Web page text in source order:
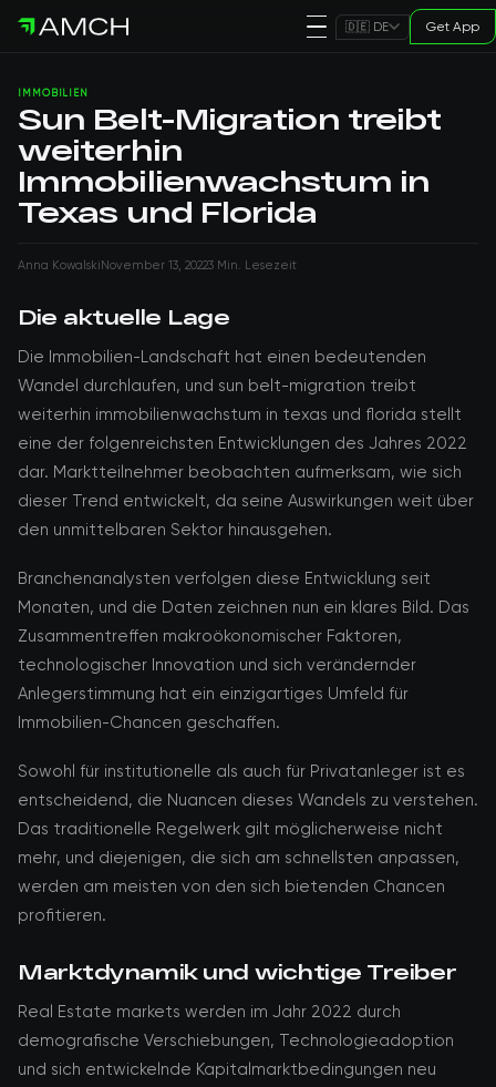
🇩🇪 DE Get App
IMMOBILIEN
Sun Belt-Migration treibt
weiterhin
Immobilienwachstum in
Texas und Florida
Anna KowalskiNovember 13, 20223 Min. Lesezeit
Die aktuelle Lage
Die Immobilien-Landschaft hat einen bedeutenden
Wandel durchlaufen, und sun belt-migration treibt
weiterhin immobilienwachstum in texas und florida stellt
eine der folgenreichsten Entwicklungen des Jahres 2022
dar. Marktteilnehmer beobachten aufmerksam, wie sich
dieser Trend entwickelt, da seine Auswirkungen weit über
den unmittelbaren Sektor hinausgehen.
Branchenanalysten verfolgen diese Entwicklung seit
Monaten, und die Daten zeichnen nun ein klares Bild. Das
Zusammentreffen makroökonomischer Faktoren,
technologischer Innovation und sich verändernder
Anlegerstimmung hat ein einzigartiges Umfeld für
Immobilien-Chancen geschaffen.
Sowohl für institutionelle als auch für Privatanleger ist es
entscheidend, die Nuancen dieses Wandels zu verstehen.
Das traditionelle Regelwerk gilt möglicherweise nicht
mehr, und diejenigen, die sich am schnellsten anpassen,
werden am meisten von den sich bietenden Chancen
profitieren.
Marktdynamik und wichtige Treiber
Real Estate markets werden im Jahr 2022 durch
demografische Verschiebungen, Technologieadoption
und sich entwickelnde Kapitalmarktbedingungen neu